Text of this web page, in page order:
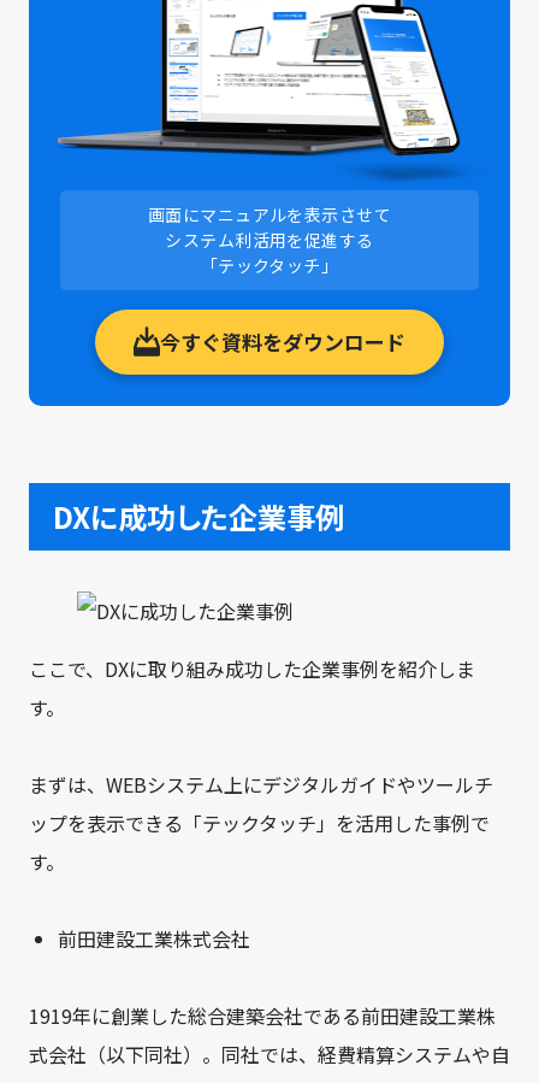
画面にマニュアルを表示させて
システム利活用を促進する
「テックタッチ」
今すぐ資料をダウンロード
DXに成功した企業事例
ここで、DXに取り組み成功した企業事例を紹介しま
す。
まずは、WEBシステム上にデジタルガイドやツールチ
ップを表示できる「テックタッチ」を活用した事例で
す。
前田建設工業株式会社
1919年に創業した総合建築会社である前田建設工業株
式会社（以下同社）。同社では、経費精算システムや自